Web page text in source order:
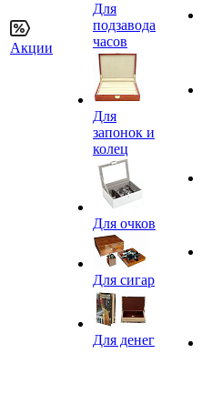
Акции
Для
подзавода
часов
Для
запонок и
колец
Для очков
Для сигар
Для денег